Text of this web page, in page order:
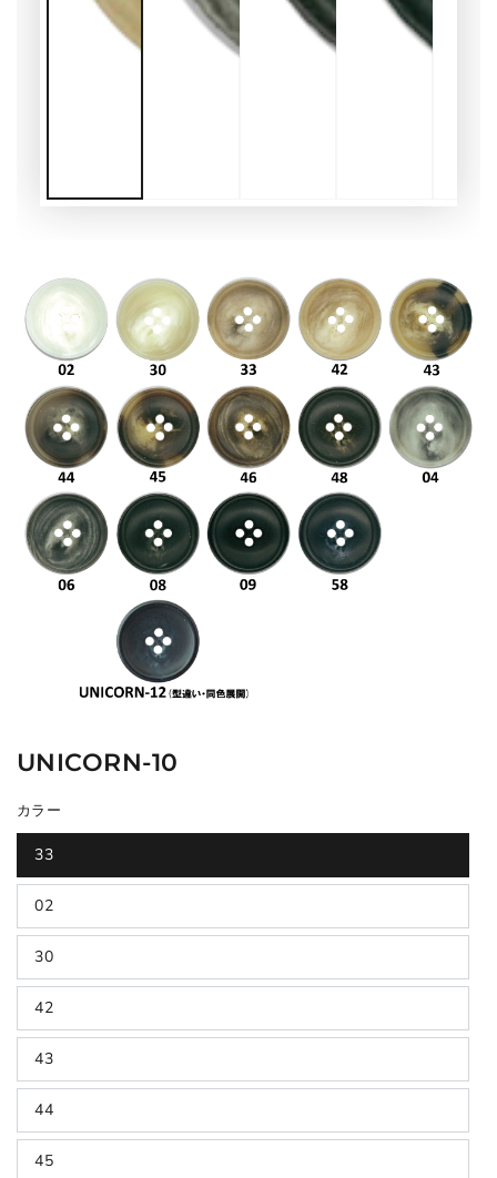
UNICORN-10
カラー
33
02
30
42
43
44
45